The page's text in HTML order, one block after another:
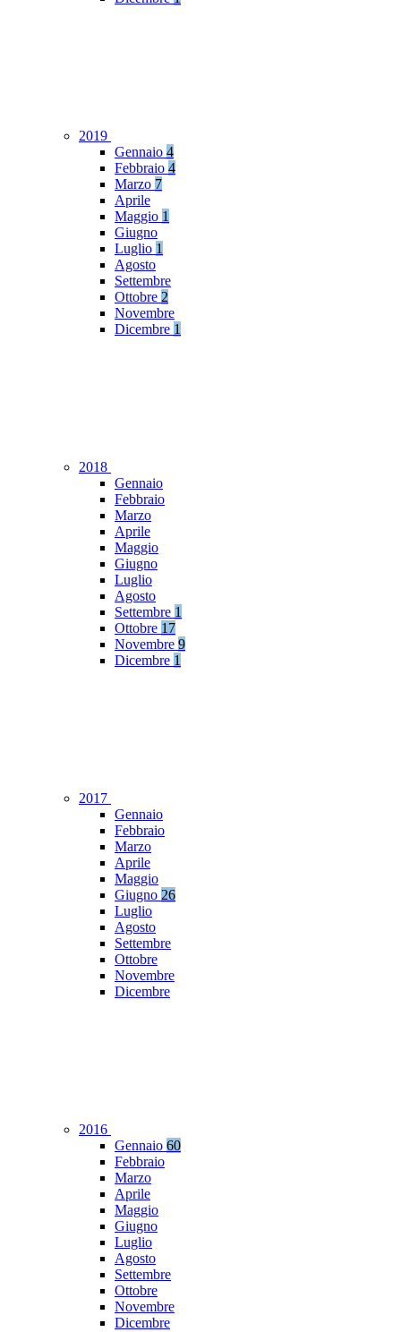
2019
Gennaio 4
Febbraio 4
Marzo 7
Aprile
Maggio 1
Giugno
Luglio 1
Agosto
Settembre
Ottobre 2
Novembre
Dicembre 1
2018
Gennaio
Febbraio
Marzo
Aprile
Maggio
Giugno
Luglio
Agosto
Settembre 1
Ottobre 17
Novembre 9
Dicembre 1
2017
Gennaio
Febbraio
Marzo
Aprile
Maggio
Giugno 26
Luglio
Agosto
Settembre
Ottobre
Novembre
Dicembre
2016
Gennaio 60
Febbraio
Marzo
Aprile
Maggio
Giugno
Luglio
Agosto
Settembre
Ottobre
Novembre
Dicembre